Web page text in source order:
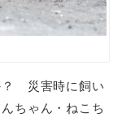
？ 災害時に飼い
ちゃん・ねこち